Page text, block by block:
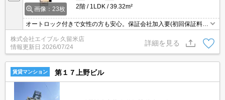
画像：23枚 2階 1LDK 39.32m²
オートロック付きで女性の方も安心。保証会社加入要(初回保証料賃
魅力的です。
株式会社エイブル 久留米店
情報更新日 2026/07/24
詳細を見る
賃貸マンション 第１７上野ビル